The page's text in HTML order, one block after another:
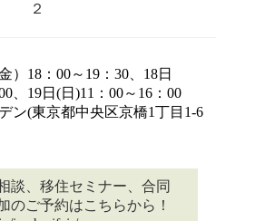
２
）18：00～19：30、18日
、19日(日)11：00～16：00
ン(東京都中央区京橋1丁目1-6
談、移住セミナー、合同
のご予約はこちらから！